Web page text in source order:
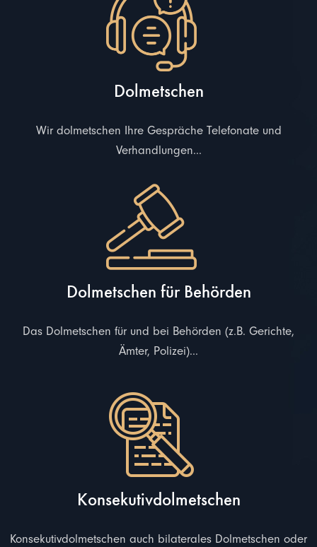
Dolmetschen
Wir dolmetschen Ihre Gespräche Telefonate und
Verhandlungen...
Dolmetschen für Behörden
Das Dolmetschen für und bei Behörden (z.B. Gerichte,
Ämter, Polizei)...
Konsekutivdolmetschen
Konsekutivdolmetschen auch bilaterales Dolmetschen oder